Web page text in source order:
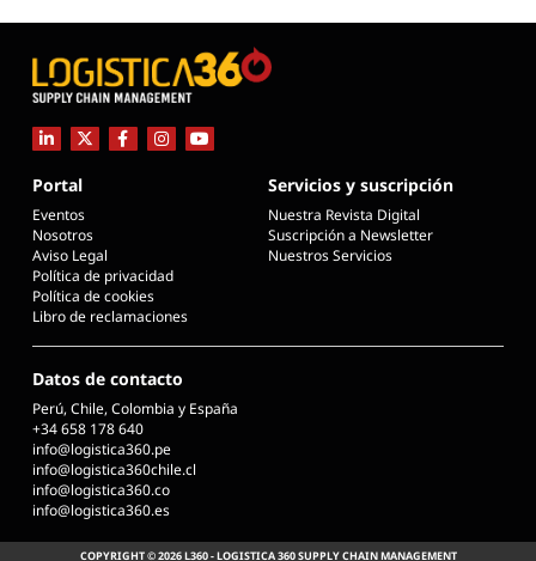
Portal
Eventos
Nosotros
Aviso Legal
Política de privacidad
Política de cookies
Libro de reclamaciones
Servicios y suscripción
Nuestra Revista Digital
Suscripción a Newsletter
Nuestros Servicios
Datos de contacto
Perú, Chile, Colombia y España
+34 658 178 640
info@logistica360.pe
info@logistica360chile.cl
info@logistica360.co
info@logistica360.es
COPYRIGHT © 2026 L360 - LOGISTICA 360 SUPPLY CHAIN MANAGEMENT